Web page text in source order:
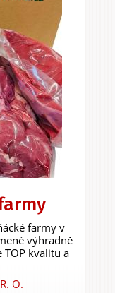
farmy v
výhradně
kvalitu a
O.